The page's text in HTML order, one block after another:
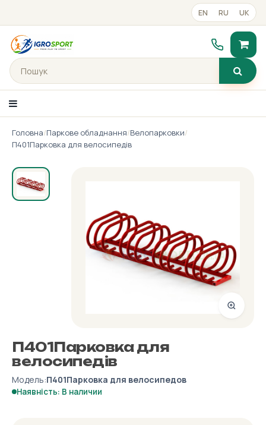
EN RU UK
Каталог товарiв
Портфоліо
Готові рішення
Головна/Паркове обладнання/Велопарковки/
П401Парковка для велосипедів
П401Парковка для
велосипедів
Модель:П401Парковка для велосипедов
Наявність: В наличии